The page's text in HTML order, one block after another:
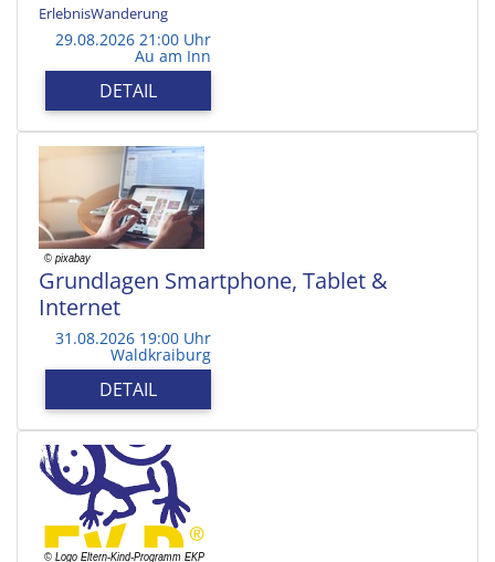
ErlebnisWanderung
29.08.2026 21:00 Uhr
Au am Inn
DETAIL
Grundlagen Smartphone, Tablet &
Internet
31.08.2026 19:00 Uhr
Waldkraiburg
DETAIL